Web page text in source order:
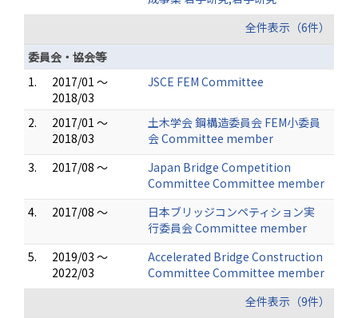
全件表示（6件）
委員会・協会等
1.
2017/01 ～
2018/03
JSCE FEM Committee
2.
2017/01 ～
2018/03
土木学会 鋼構造委員会 FEM小委員
会 Committee member
3.
2017/08 ～
Japan Bridge Competition
Committee Committee member
4.
2017/08 ～
日本ブリッジコンペティション実
行委員会 Committee member
5.
2019/03 ～
2022/03
Accelerated Bridge Construction
Committee Committee member
全件表示（9件）